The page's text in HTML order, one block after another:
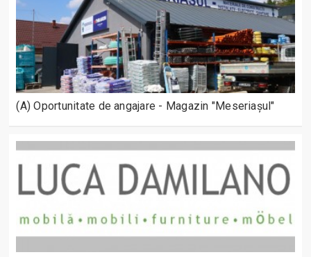
(A) Oportunitate de angajare - Magazin "Meseriașul"